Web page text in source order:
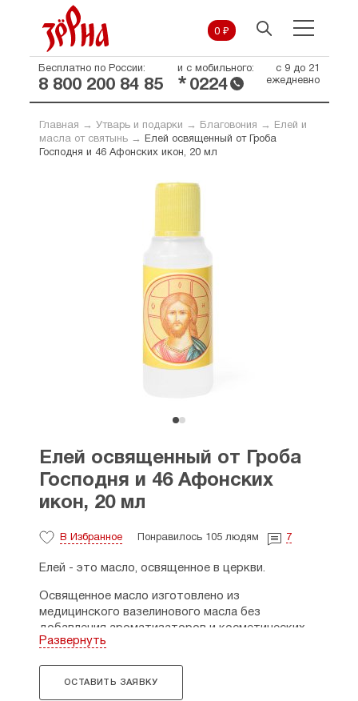
0 ₽
Бесплатно по России:
8 800 200 84 85
и с мобильного:
* 0224
с 9 до 21
ежедневно
Главная → Утварь и подарки → Благовония →
Елей и
масла от святынь→
Елей освященный от Гроба
Господня и 46 Афонских икон, 20 мл
Елей освященный от Гроба
Господня и 46 Афонских
икон, 20 мл
В Избранное Понравилось 105 людям 7
Елей - это масло, освященное в церкви.
Освященное масло изготовлено из
медицинского вазелинового масла без
добавления ароматизаторов и косметических
отдушек. Это освященное масло для
благоговейно, с молитвой применяют масло для
Развернуть
ОСТАВИТЬ ЗАЯВКУ